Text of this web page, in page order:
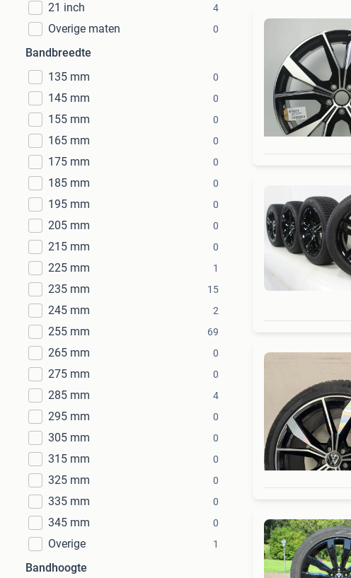
21 inch 4
Overige maten 0
Bandbreedte
135 mm
0
145 mm 0
155 mm 0
165 mm 0
175 mm 0
185 mm 0
195 mm 0
205 mm 0
215 mm 0
225 mm 1
235 mm 15
245 mm 2
255 mm 69
265 mm 0
275 mm 0
285 mm 4
295 mm 0
305 mm 0
315 mm 0
325 mm 0
335 mm 0
345 mm 0
Overige 1
Bandhoogte